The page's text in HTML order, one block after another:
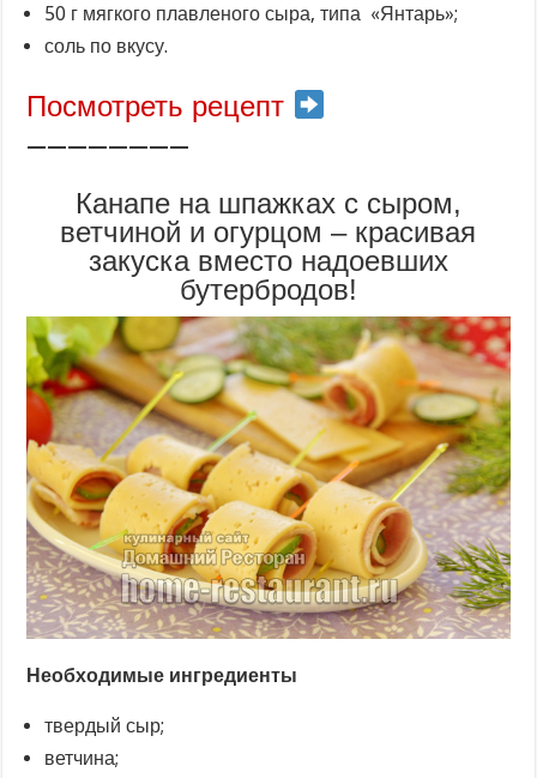
50 г мягкого плавленого сыра, типа «Янтарь»;
соль по вкусу.
Посмотреть рецепт
————————
Канапе на шпажках с сыром,
ветчиной и огурцом – красивая
закуска вместо надоевших
бутербродов!
Необходимые ингредиенты
твердый сыр;
ветчина;